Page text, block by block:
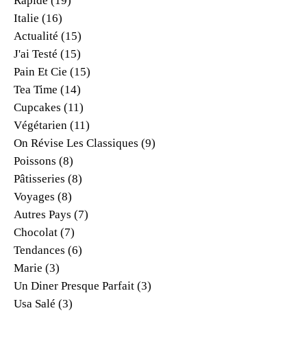
Italie (16)
Actualité (15)
J'ai Testé (15)
Pain Et Cie (15)
Tea Time (14)
Cupcakes (11)
Végétarien (11)
On Révise Les Classiques (9)
Poissons (8)
Pâtisseries (8)
Voyages (8)
Autres Pays (7)
Chocolat (7)
Tendances (6)
Marie (3)
Un Diner Presque Parfait (3)
Usa Salé (3)